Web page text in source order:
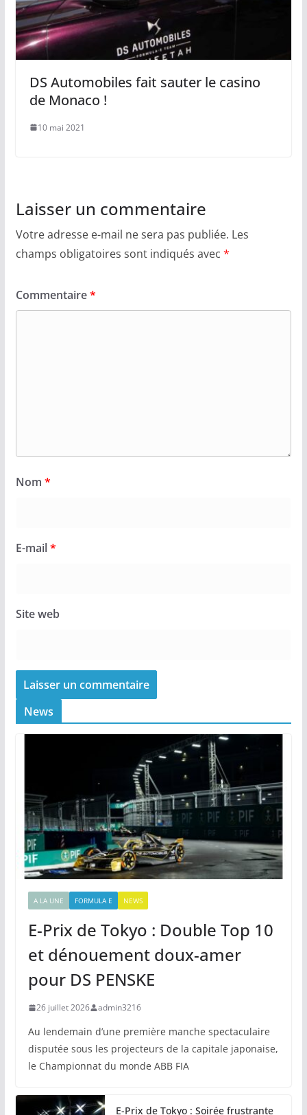
DS Automobiles fait sauter le casino
de Monaco !
10 mai 2021
Laisser un commentaire
Votre adresse e-mail ne sera pas publiée. Les
champs obligatoires sont indiqués avec *
Commentaire*
Nom *
E-mail*
Site web
News
A LA UNE FORMULA E NEWS
E-Prix de Tokyo : Double Top 10
et dénouement doux-amer
pour DS PENSKE
26 juillet 2026 admin3216
Au lendemain d’une première manche spectaculaire
disputée sous les projecteurs de la capitale japonaise,
le Championnat du monde ABB FIA
E-Prix de Tokyo : Soirée frustrante